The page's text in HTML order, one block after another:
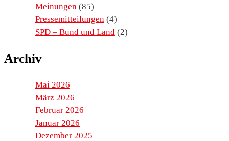
Meinungen (85)
Pressemitteilungen (4)
SPD – Bund und Land (2)
Archiv
Mai 2026
März 2026
Februar 2026
Januar 2026
Dezember 2025